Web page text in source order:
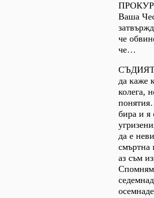
Ваша
че
че…
да каже
колега,
бира и я
да е
смъртна
аз съм
Спомням